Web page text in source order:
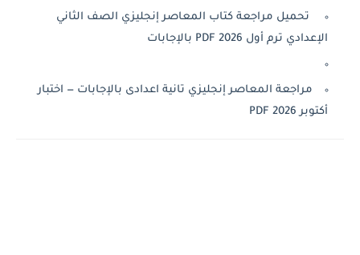
تحميل مراجعة كتاب المعاصر إنجليزي الصف الثاني
الإعدادي ترم أول 2026 PDF بالإجابات
مراجعة المعاصر إنجليزي تانية اعدادى بالإجابات — اختبار
أكتوبر 2026 PDF